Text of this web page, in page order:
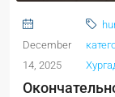
December
14, 2025